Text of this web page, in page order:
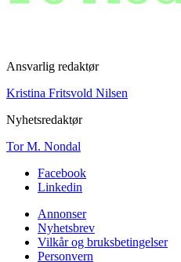
Ansvarlig redaktør
Kristina Fritsvold Nilsen
Nyhetsredaktør
Tor M. Nondal
Facebook
Linkedin
Annonser
Nyhetsbrev
Vilkår og bruksbetingelser
Personvern